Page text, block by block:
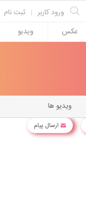
ثبت نام | ورود کاربر
عکس ویدیو
ارسال پیام
ویدیو ها